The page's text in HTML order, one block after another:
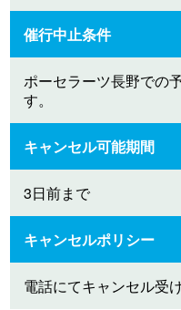
催行中止条件
ポーセラーツ長野での
す。
キャンセル可能期間
3日前まで
キャンセルポリシー
電話にてキャンセル受